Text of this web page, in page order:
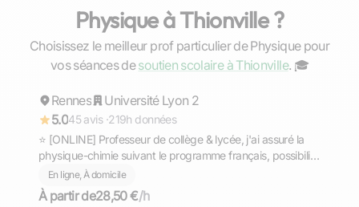
Physique à Thionville ?
Choisissez le meilleur prof particulier de Physique pour
vos séances desoutien scolaire à Thionville. ‍🎓
Répond rapidement
Gaël
Rennes
Université Lyon 2
5.045 avis ·219h données
⭐ [ONLINE] Professeur de collège & lycée, j'ai assuré la
physique-chimie suivant le programme français, possibilité
d'aborder d'autres matières.
En ligne, À domicile
À partir de28,50 €/h